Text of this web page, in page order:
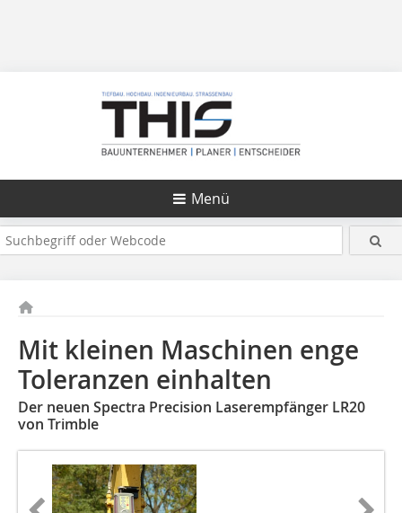
Menü
Mit kleinen Maschinen enge
Toleranzen einhalten
Der neuen Spectra Precision Laserempfänger LR20
von Trimble